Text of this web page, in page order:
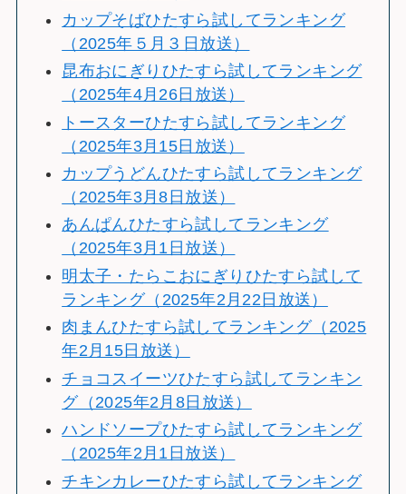
カップそばひたすら試してランキング
（2025年５月３日放送）
昆布おにぎりひたすら試してランキング
（2025年4月26日放送）
トースターひたすら試してランキング
（2025年3月15日放送）
カップうどんひたすら試してランキング
（2025年3月8日放送）
あんぱんひたすら試してランキング
（2025年3月1日放送）
明太子・たらこおにぎりひたすら試して
ランキング（2025年2月22日放送）
肉まんひたすら試してランキング（2025
年2月15日放送）
チョコスイーツひたすら試してランキン
グ（2025年2月8日放送）
ハンドソープひたすら試してランキング
（2025年2月1日放送）
チキンカレーひたすら試してランキング